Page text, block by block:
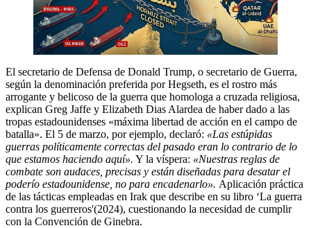
El secretario de Defensa de Donald Trump, o secretario de Guerra,
según la denominación preferida por Hegseth, es el rostro más
arrogante y belicoso de la guerra que homologa a cruzada religiosa,
explican Greg Jaffe y Elizabeth Dias Alardea de haber dado a las
tropas estadounidenses «máxima libertad de acción en el campo de
batalla». El 5 de marzo, por ejemplo, declaró: «Las estúpidas
guerras políticamente correctas del pasado eran lo contrario de lo
que estamos haciendo aquí». Y la víspera: «Nuestras reglas de
combate son audaces, precisas y están diseñadas para desatar el
poderío estadounidense, no para encadenarlo». Aplicación práctica
de las tácticas empleadas en Irak que describe en su libro ‘La guerra
contra los guerreros'(2024), cuestionando la necesidad de cumplir
con la Convención de Ginebra.